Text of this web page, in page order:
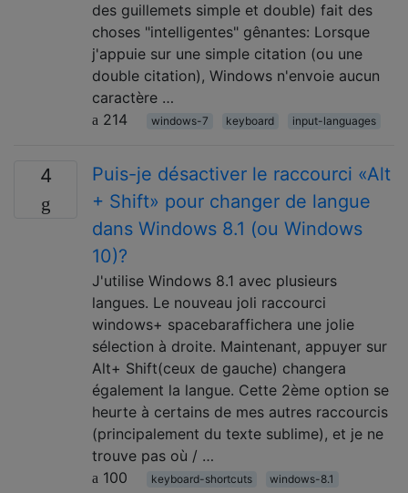
des guillemets simple et double) fait des
choses "intelligentes" gênantes: Lorsque
j'appuie sur une simple citation (ou une
double citation), Windows n'envoie aucun
caractère …
214
windows-7 keyboard input-languages
4
Puis-je désactiver le raccourci «Alt
+ Shift» pour changer de langue
dans Windows 8.1 (ou Windows
10)?
J'utilise Windows 8.1 avec plusieurs
langues. Le nouveau joli raccourci
windows+ spacebaraffichera une jolie
sélection à droite. Maintenant, appuyer sur
Alt+ Shift(ceux de gauche) changera
également la langue. Cette 2ème option se
heurte à certains de mes autres raccourcis
(principalement du texte sublime), et je ne
trouve pas où / …
100
keyboard-shortcuts
windows-8.1